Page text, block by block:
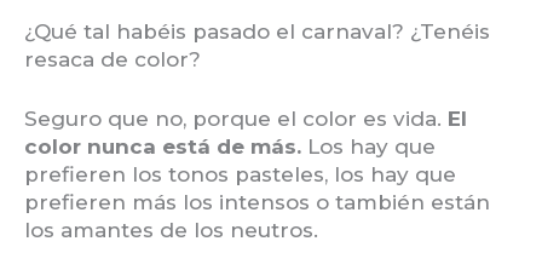
¿Qué tal habéis pasado el carnaval? ¿Tenéis
resaca de color?
Seguro que no, porque el color es vida. El
color nunca está de más. Los hay que
prefieren los tonos pasteles, los hay que
prefieren más los intensos o también están
los amantes de los neutros.